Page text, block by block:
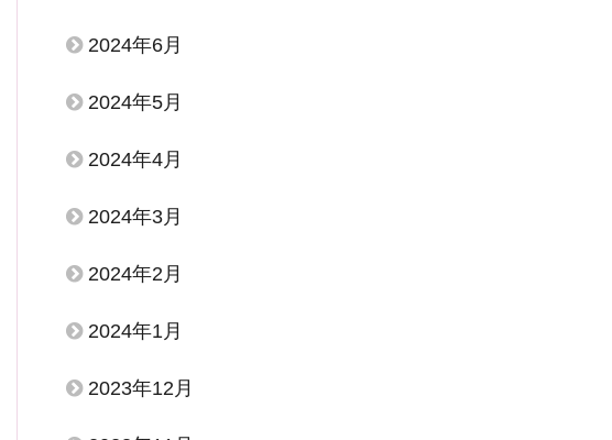
2024年6月
2024年5月
2024年4月
2024年3月
2024年2月
2024年1月
2023年12月